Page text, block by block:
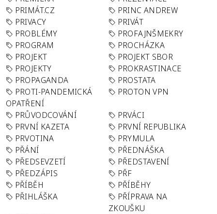
PRIMÁT.CZ
PRINC ANDREW
PRIVACY
PRIVÁT
PROBLÉMY
PROFAJNŠMEKRY
PROGRAM
PROCHÁZKA
PROJEKT
PROJEKT SBOR
PROJEKTY
PROKRASTINACE
PROPAGANDA
PROSTATA
PROTI-PANDEMICKÁ
OPATŘENÍ
PROTON VPN
PRŮVODCOVÁNÍ
PRVÁCI
PRVNÍ KAZETA
PRVNÍ REPUBLIKA
PRVOTINA
PRYMULA
PŘÁNÍ
PŘEDNÁŠKA
PŘEDSEVZETÍ
PŘEDSTAVENÍ
PŘEDZÁPIS
PŘF
PŘÍBĚH
PŘÍBĚHY
PŘIHLÁŠKA
PŘÍPRAVA NA
ZKOUŠKU